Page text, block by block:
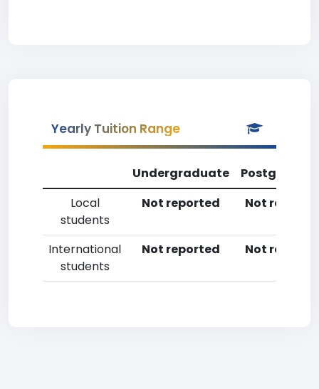
Yearly Tuition Range
Undergraduate
Local
students
Not reported Not
International
students
Not reported Not